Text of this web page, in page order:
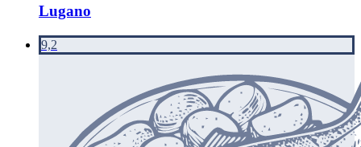
Lugano
9,2